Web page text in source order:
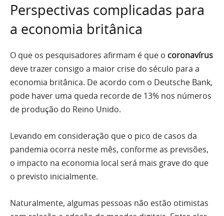
Perspectivas complicadas para
a economia britânica
O que os pesquisadores afirmam é que o coronavírus
deve trazer consigo a maior crise do século para a
economia britânica. De acordo com o Deutsche Bank,
pode haver uma queda recorde de 13% nos números
de produção do Reino Unido.
Levando em consideração que o pico de casos da
pandemia ocorra neste mês, conforme as previsões,
o impacto na economia local será mais grave do que
o previsto inicialmente.
Naturalmente, algumas pessoas não estão otimistas